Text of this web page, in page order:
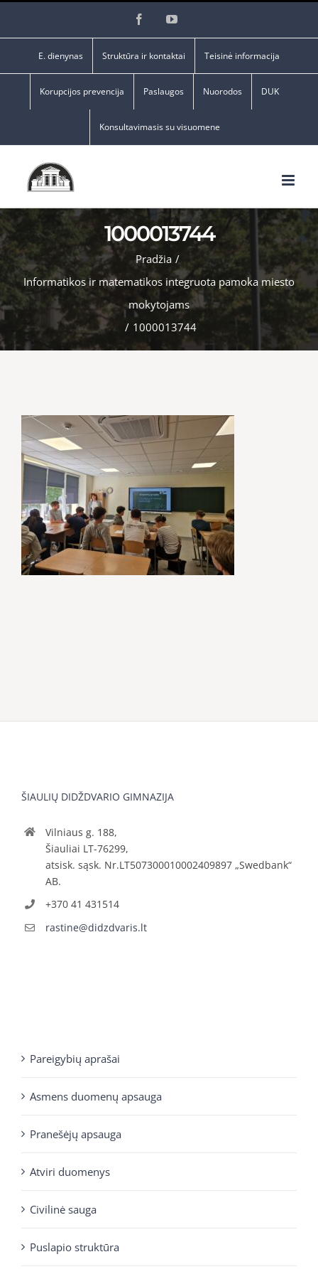
FacebookYouTube
E. dienynas Struktūra ir kontaktai Teisinė informacija
Korupcijos prevencija Paslaugos Nuorodos DUK
Konsultavimasis su visuomene
1000013744
Pradžia /
Informatikos ir matematikos integruota pamoka miesto
mokytojams
/ 1000013744
ŠIAULIŲ DIDŽDVARIO GIMNAZIJA
Vilniaus g. 188,
Šiauliai LT-76299,
atsisk. sąsk. Nr.LT507300010002409897 „Swedbank“
AB.
+370 41 431514
rastine@didzdvaris.lt
Pareigybių aprašai
Asmens duomenų apsauga
Pranešėjų apsauga
Atviri duomenys
Civilinė sauga
Puslapio struktūra